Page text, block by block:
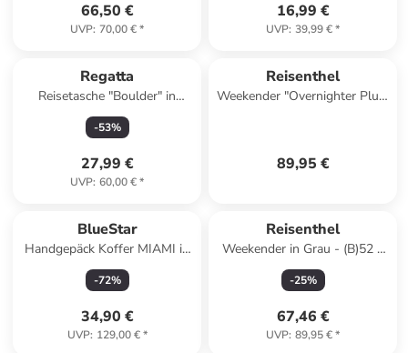
66,50 €
UVP: 70,00 €*
16,99 €
UVP: 39,99 €*
Regatta
Reisetasche "Boulder" in
Schwarz/ Weiß - (B)67 x
(H)39 x (T)19 cm
-53%
27,99 €
UVP: 60,00 €*
Reisenthel
Weekender "Overnighter Plus"
89,95 €
BlueStar
Handgepäck Koffer MIAMI in
Beige (26L)
-72%
34,90 €
UVP: 129,00 €*
Reisenthel
Weekender in Grau - (B)52 x
(H)37 x (T)21 cm
-25%
67,46 €
UVP: 89,95 €*